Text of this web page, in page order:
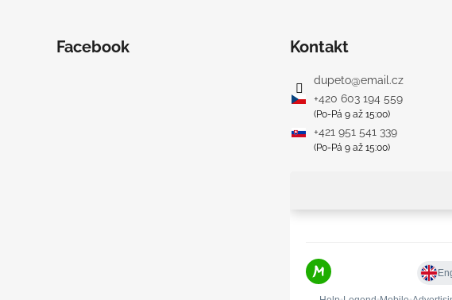
Facebook Kontakt
dupeto@email.cz
+420 603 194 559
(Po-Pá 9 až 15:00)
+421 951 541 339
(Po-Pá 9 až 15:00)